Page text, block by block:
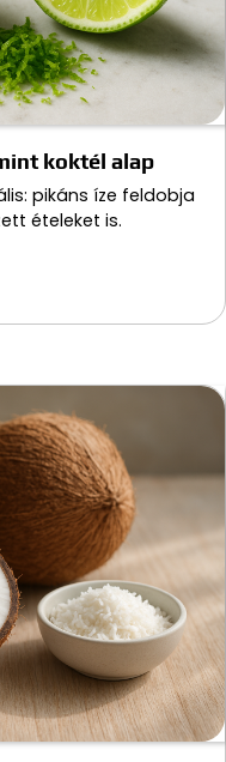
koktél alap
pikáns íze feldobja
ételeket is.